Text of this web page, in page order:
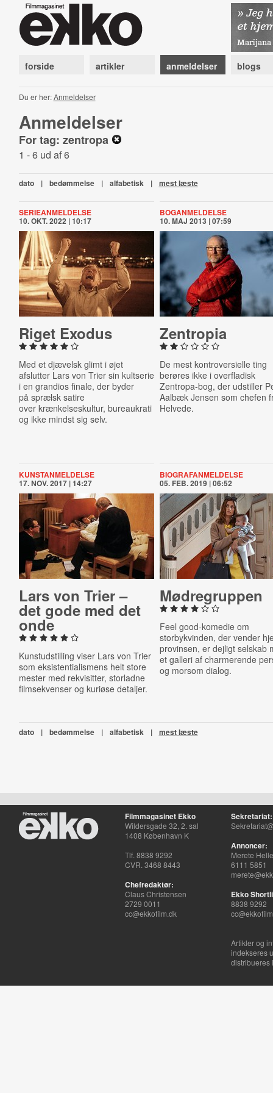
forside artikler anmeldelser blogs
Du er her:Anmeldelser
Anmeldelser
For tag: zentropa
1 - 6 ud af 6
dato | bedømmelse | alfabetisk | mest læste
SERIEANMELDELSE
10. OKT. 2022 | 10:17
Riget Exodus
Med et djævelsk glimt i øjet
afslutter Lars von Trier sin kultserie
i en grandios finale, der byder
på sprælsk satire
over krænkelseskultur, bureaukrati
og ikke mindst sig selv.
BOGANMELDELSE
10. MAJ 2013 | 07:59
Zentropia
De mest kontroversielle ting
berøres ikke i overfladisk
Zentropa-bog, der udstiller
Aalbæk Jensen som chefen
Helvede.
KUNSTANMELDELSE
17. NOV. 2017 | 14:27
Lars von Trier –
det gode med det
onde
Kunstudstilling viser Lars von Trier
som eksistentialismens helt store
mester med rekvisitter, storladne
filmsekvenser og kuriøse detaljer.
BIOGRAFANMELDELSE
05. FEB. 2019 | 06:52
Mødre­grup­pen
Feel good-komedie om
storbykvinden, der vender
provinsen, er dejligt selskab
et galleri af charmerende
og morsom dialog.
dato | bedømmelse | alfabetisk | mest læste
Filmmagasinet Ekko
Wildersgade 32, 2. sal
1408 København K
Tlf. 8838 9292
CVR. 3468 8443
Chefredaktør:
Claus Christensen
2729 0011
cc@ekkofilm.dk
Sekretariat:
Annoncer:
Merete
6111 5851
Ekko
8838 9292
Artikler og
indekseres
distribueres